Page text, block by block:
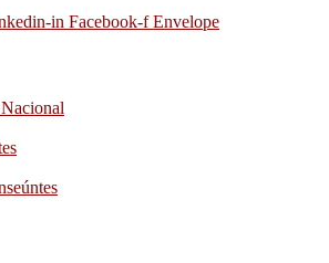
in Facebook-f Envelope